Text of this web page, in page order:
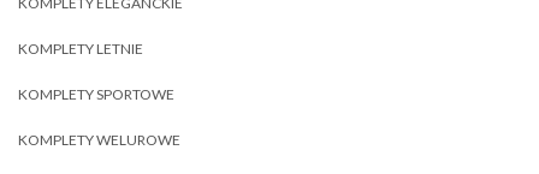
KOMPLETY LETNIE
KOMPLETY SPORTOWE
KOMPLETY WELUROWE